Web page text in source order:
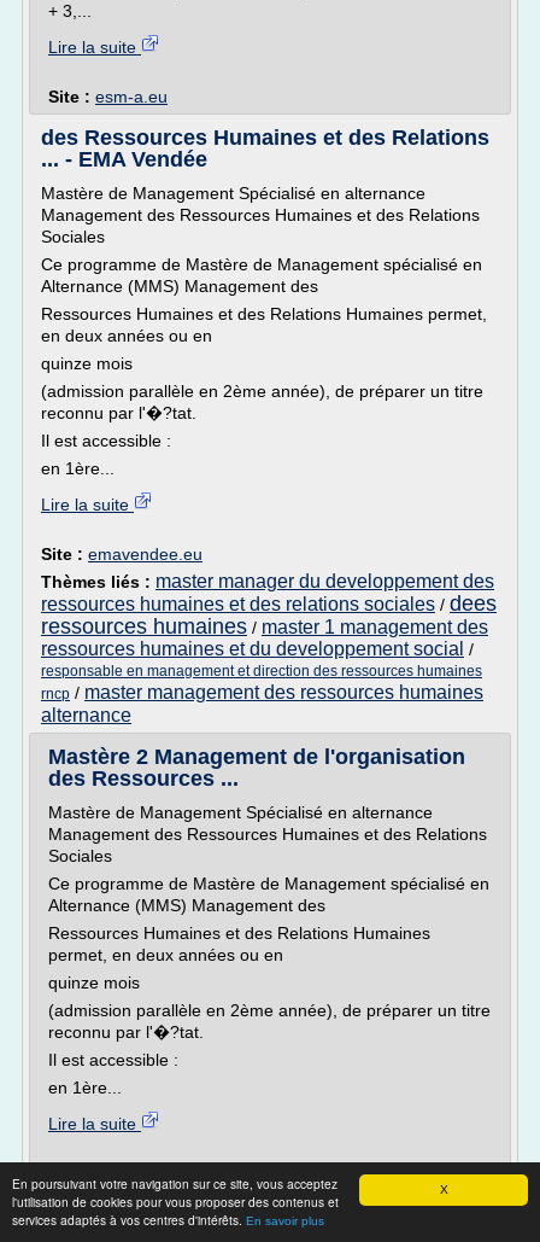
X
En poursuivant votre navigation sur ce site, vous acceptez
l'utilisation de cookies pour vous proposer des contenus et
services adaptés à vos centres d'intérêts. En savoir plus
+ 3,...
Lire la suite
Site : esm-a.eu
des Ressources Humaines et des Relations
... - EMA Vendée
Mastère de Management Spécialisé en alternance
Management des Ressources Humaines et des Relations
Sociales
Ce programme de Mastère de Management spécialisé en
Alternance (MMS) Management des
Ressources Humaines et des Relations Humaines permet,
en deux années ou en
quinze mois
(admission parallèle en 2ème année), de préparer un titre
reconnu par l'�?tat.
Il est accessible :
en 1ère...
Lire la suite
Site : emavendee.eu
Thèmes liés : master manager du developpement des
ressources humaines et des relations sociales / dees
ressources humaines / master 1 management des
ressources humaines et du developpement social /
responsable en management et direction des ressources humaines
rncp / master management des ressources humaines
alternance
Mastère 2 Management de l'organisation
des Ressources ...
Mastère de Management Spécialisé en alternance
Management des Ressources Humaines et des Relations
Sociales
Ce programme de Mastère de Management spécialisé en
Alternance (MMS) Management des
Ressources Humaines et des Relations Humaines
permet, en deux années ou en
quinze mois
(admission parallèle en 2ème année), de préparer un titre
reconnu par l'�?tat.
Il est accessible :
en 1ère...
Lire la suite
Thèmes liés :master manager du developpement
des ressources humaines et des relations sociales